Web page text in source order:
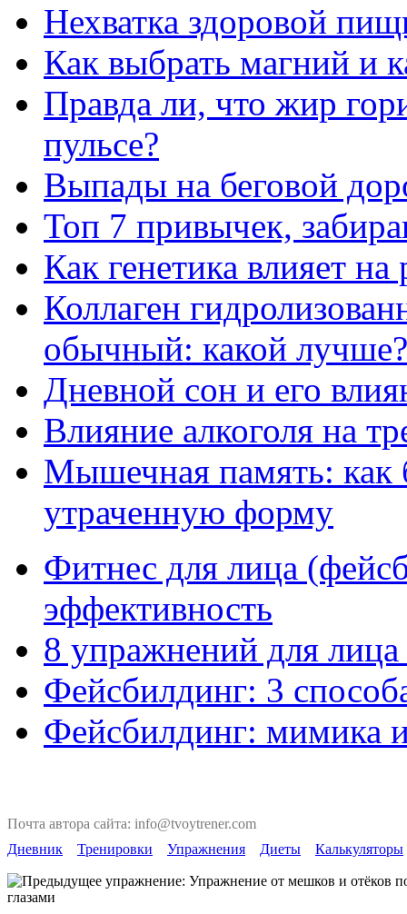
Нехватка здоровой
Как выбрать магний и
Правда ли, что жир
пульсе?
Выпады на беговой
Топ 7 привычек,
Как генетика влияет
Коллаген
обычный: какой лучше?
Дневной сон и его
Влияние алкоголя на
Мышечная память: как
утраченную форму
Фитнес для лица
эффективность
8 упражнений для
Фейсбилдинг: 3
Фейсбилдинг: мимика
Почта автора сайта: info@tvoytrener.com
Дневник
Тренировки Упражнения Диеты Калькуляторы